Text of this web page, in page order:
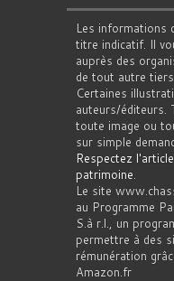
Les informations
titre indicatif. Il
auprès des
de tout autre tiers
Certaines
auteurs/éditeurs.
toute image ou
sur simple
Respectez
patrimoine
Le site
au Programme
S.à r.l., un
permettre à des
rémunération
Amazon.fr